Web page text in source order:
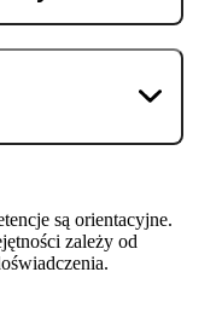
są orientacyjne.
zależy od